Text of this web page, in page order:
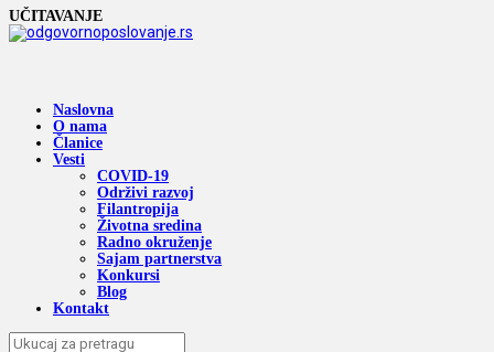
UČITAVANJE
Naslovna
O nama
Članice
Vesti
COVID-19
Održivi razvoj
Filantropija
Životna sredina
Radno okruženje
Sajam partnerstva
Konkursi
Blog
Kontakt